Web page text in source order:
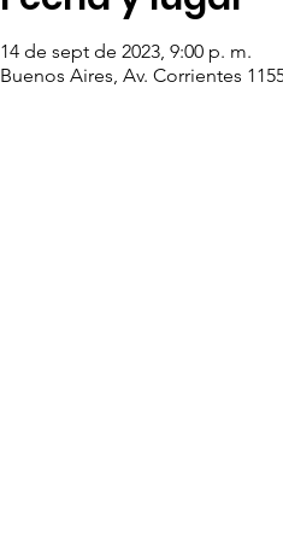
14 de sept de 2023, 9:00 p. m.
Buenos Aires, Av. Corrientes